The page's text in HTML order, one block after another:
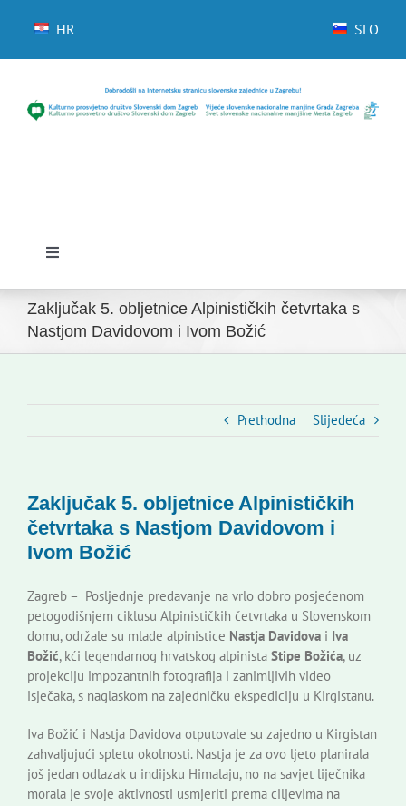
HR SLO
Toggle
Početna
Novosti
Kontakti
Novi odmev – naše glasilo
Izdavaštvo
Zaključak 5. obljetnice Alpinističkih četvrtaka s
Nastjom Davidovom i Ivom Božić
Prethodna Slijedeća
Zaključak 5. obljetnice Alpinističkih
četvrtaka s Nastjom Davidovom i
Ivom Božić
Zagreb – Posljednje predavanje na vrlo dobro posjećenom
petogodišnjem ciklusu Alpinističkih četvrtaka u Slovenskom
domu, održale su mlade alpinistice Nastja Davidova i Iva
Božić, kći legendarnog hrvatskog alpinista Stipe Božića, uz
projekciju impozantnih fotografija i zanimljivih video
isječaka, s naglaskom na zajedničku ekspediciju u Kirgistanu.
Iva Božić i Nastja Davidova otputovale su zajedno u Kirgistan
zahvaljujući spletu okolnosti. Nastja je za ovo ljeto planirala
još jedan odlazak u indijsku Himalaju, no na savjet liječnika
morala je svoje aktivnosti usmjeriti prema ciljevima na